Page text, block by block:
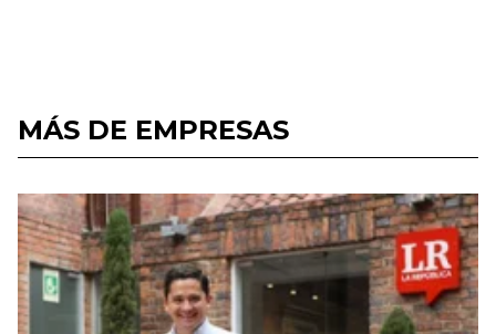
MÁS DE EMPRESAS